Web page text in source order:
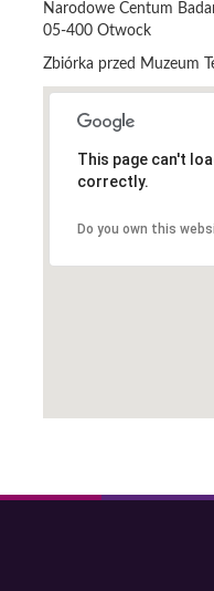
Narodowe Centum
05-400 Otwock
Zbiórka przed Muzeum
This page can't
correctly.
Do you own this